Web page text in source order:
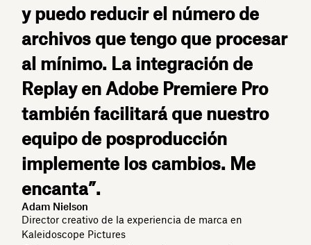
y puedo reducir el número de
archivos que tengo que procesar
al mínimo. La integración de
Replay en Adobe Premiere Pro
también facilitará que nuestro
equipo de posproducción
implemente los cambios. Me
encanta”.
Adam Nielson
Director creativo de la experiencia de marca en
Kaleidoscope Pictures